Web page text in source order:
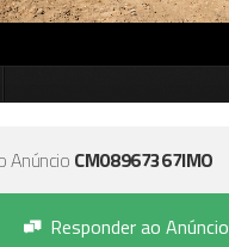
Anúncio CM08967367IMO
Responder ao Anúncio